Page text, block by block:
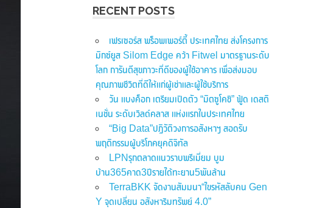
RECENT POSTS
เฟรเซอร์ส พร็อพเพอร์ตี้ ประเทศไทย ส่งโครงการ
มิกซ์ยูส Silom Edge คว้า Fitwel มาตรฐานระดับ
โลก การันตีสุขภาวะที่ดีของผู้ใช้อาคาร เพื่อส่งมอบ
คุณภาพชีวิตที่ดีให้แก่ผู้เช่าและผู้ใช้บริการ
วัน แบงค็อก เตรียมเปิดตัว “มิตซูโคชิ” ฟู้ด เดสติ
เนชั่น ระดับเวิลด์คลาส แห่งแรกในประเทศไทย
“Big Data”ปฏิวัติวงการอสังหาฯ สอดรับ
พฤติกรรมผู้บริโภคยุคดิจิทัล
LPNรุกตลาดแนวราบพรีเมี่ยม บูม
บ้าน365คาด3ปีรายได้ทะยาน5พันล้าน
TerraBKK จัดงานสัมมนา“ไขรหัสลับคน Gen
Y จุดเปลี่ยน อสังหาริมทรัพย์ 4.0”